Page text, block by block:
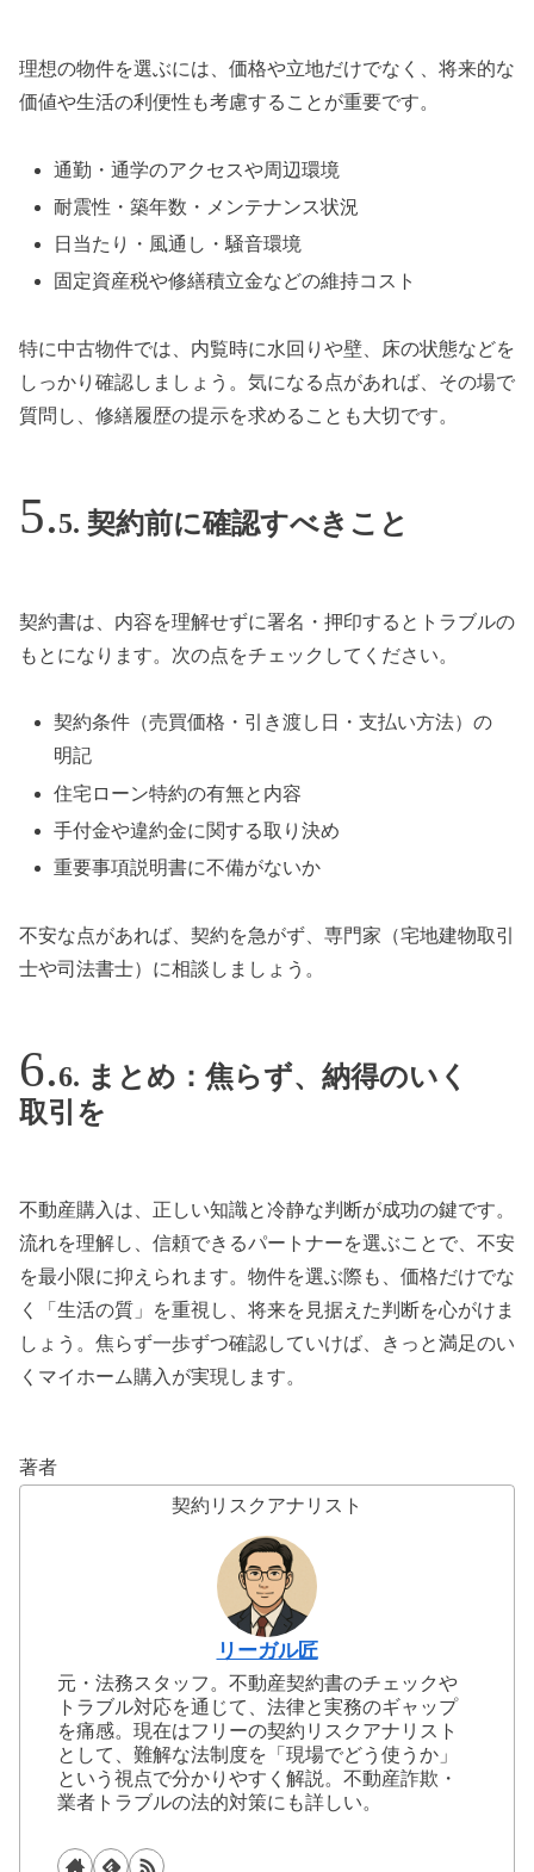
理想の物件を選ぶには、価格や立地だけでなく、将来的な
価値や生活の利便性も考慮することが重要です。
通勤・通学のアクセスや周辺環境
耐震性・築年数・メンテナンス状況
日当たり・風通し・騒音環境
固定資産税や修繕積立金などの維持コスト
特に中古物件では、内覧時に水回りや壁、床の状態などを
しっかり確認しましょう。気になる点があれば、その場で
質問し、修繕履歴の提示を求めることも大切です。
5. 契約前に確認すべきこと
契約書は、内容を理解せずに署名・押印するとトラブルの
もとになります。次の点をチェックしてください。
契約条件（売買価格・引き渡し日・支払い方法）の
明記
住宅ローン特約の有無と内容
手付金や違約金に関する取り決め
重要事項説明書に不備がないか
不安な点があれば、契約を急がず、専門家（宅地建物取引
士や司法書士）に相談しましょう。
6. まとめ：焦らず、納得のいく
取引を
不動産購入は、正しい知識と冷静な判断が成功の鍵です。
流れを理解し、信頼できるパートナーを選ぶことで、不安
を最小限に抑えられます。物件を選ぶ際も、価格だけでな
く「生活の質」を重視し、将来を見据えた判断を心がけま
しょう。焦らず一歩ずつ確認していけば、きっと満足のい
くマイホーム購入が実現します。
著者
契約リスクアナリスト
リーガル匠
元・法務スタッフ。不動産契約書のチェックや
トラブル対応を通じて、法律と実務のギャップ
を痛感。現在はフリーの契約リスクアナリスト
として、難解な法制度を「現場でどう使うか」
という視点で分かりやすく解説。不動産詐欺・
業者トラブルの法的対策にも詳しい。